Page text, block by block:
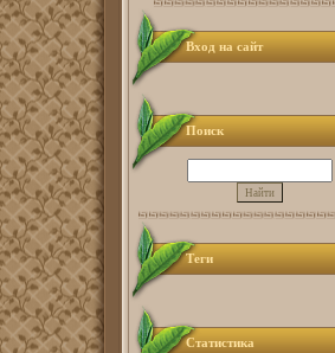
Вход на сайт
Поиск
Теги
Статистика